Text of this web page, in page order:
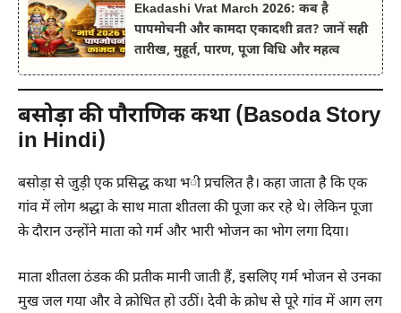
Ekadashi Vrat March 2026: कब है
पापमोचनी और कामदा एकादशी व्रत? जानें सही
तारीख, मुहूर्त, पारण, पूजा विधि और महत्व
बसोड़ा की पौराणिक कथा (Basoda Story
in Hindi)
बसोड़ा से जुड़ी एक प्रसिद्ध कथा भी प्रचलित है। कहा जाता है कि एक
गांव में लोग श्रद्धा के साथ माता शीतला की पूजा कर रहे थे। लेकिन पूजा
के दौरान उन्होंने माता को गर्म और भारी भोजन का भोग लगा दिया।
माता शीतला ठंडक की प्रतीक मानी जाती हैं, इसलिए गर्म भोजन से उनका
मुख जल गया और वे क्रोधित हो उठीं। देवी के क्रोध से पूरे गांव में आग लग